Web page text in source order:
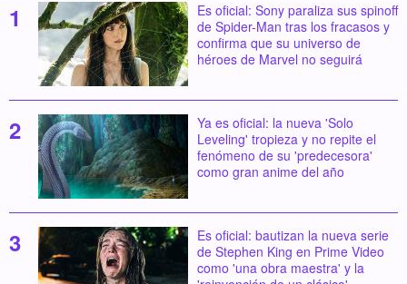
Es oficial: Sony paraliza sus spinoff
de Spider-Man tras los fracasos y
confirma que su universo de
héroes de Marvel no seguirá
Ya es oficial: la nueva 'Solo
Leveling' tropieza y no repite el
fenómeno de su 'predecesora'
como gran anime del año
Es oficial: bautizan la nueva serie
de Stephen King en Prime Video
como 'una obra maestra' y la